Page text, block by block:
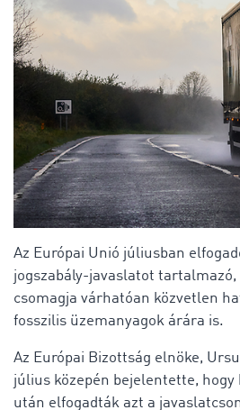
Az Európai Unió júliusban
jogszabály-javaslatot tartalmazó,
csomagja várhatóan közvetlen
fosszilis üzemanyagok árára is.
Az Európai Bizottság elnöke,
július közepén bejelentette, hogy
után elfogadták azt a